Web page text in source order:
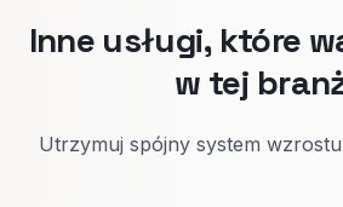
Inne usługi, które
w tej
Utrzymuj spójny system wzrostu